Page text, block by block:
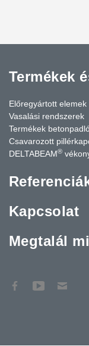
Termékek
Előregyártott elemek
Vasalási rendszerek
Termékek
Csavarozott
DELTABEAM®
Kapcsolat
Megtalál